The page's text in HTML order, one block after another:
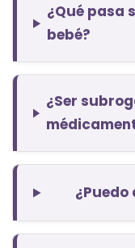
¿Qué pasa
bebé?
¿Ser